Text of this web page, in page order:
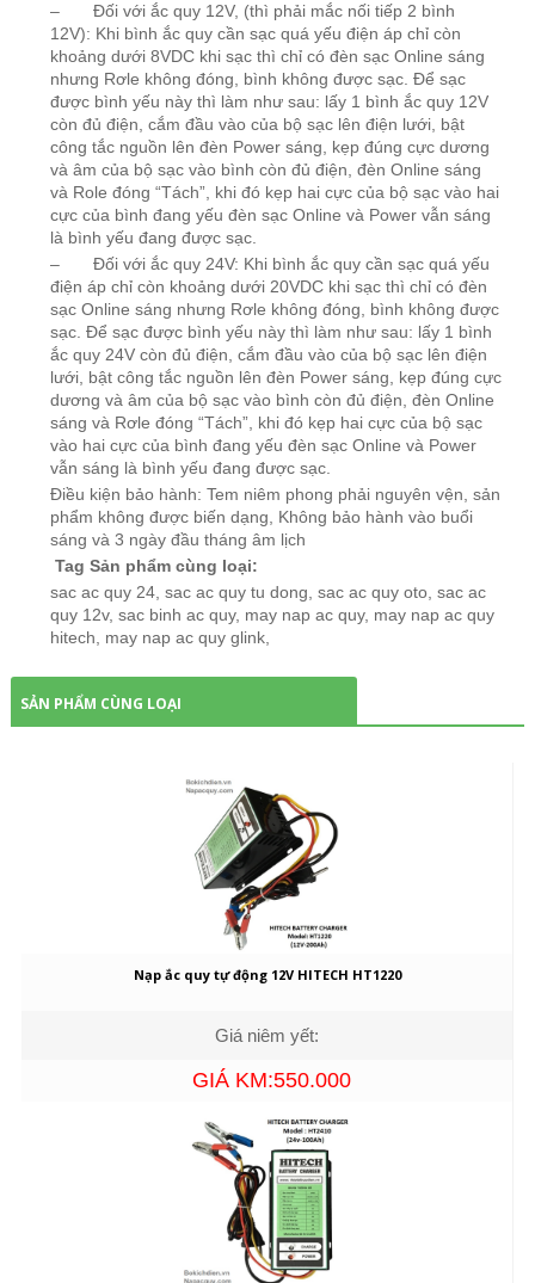
– Đối với ắc quy 12V, (thì phải mắc nối tiếp 2 bình
12V): Khi bình ắc quy cần sạc quá yếu điện áp chỉ còn
khoảng dưới 8VDC khi sạc thì chỉ có đèn sạc Online sáng
nhưng Rơle không đóng, bình không được sạc. Để sạc
được bình yếu này thì làm như sau: lấy 1 bình ắc quy 12V
còn đủ điện, cắm đầu vào của bộ sạc lên điện lưới, bật
công tắc nguồn lên đèn Power sáng, kẹp đúng cực dương
và âm của bộ sạc vào bình còn đủ điện, đèn Online sáng
và Role đóng “Tách”, khi đó kẹp hai cực của bộ sạc vào hai
cực của bình đang yếu đèn sạc Online và Power vẫn sáng
là bình yếu đang được sạc.
– Đối với ắc quy 24V: Khi bình ắc quy cần sạc quá yếu
điện áp chỉ còn khoảng dưới 20VDC khi sạc thì chỉ có đèn
sạc Online sáng nhưng Rơle không đóng, bình không được
sạc. Để sạc được bình yếu này thì làm như sau: lấy 1 bình
ắc quy 24V còn đủ điện, cắm đầu vào của bộ sạc lên điện
lưới, bật công tắc nguồn lên đèn Power sáng, kẹp đúng cực
dương và âm của bộ sạc vào bình còn đủ điện, đèn Online
sáng và Rơle đóng “Tách”, khi đó kẹp hai cực của bộ sạc
vào hai cực của bình đang yếu đèn sạc Online và Power
vẫn sáng là bình yếu đang được sạc.
Điều kiện bảo hành: Tem niêm phong phải nguyên vện, sản
phẩm không được biến dạng, Không bảo hành vào buổi
sáng và 3 ngày đầu tháng âm lịch
Tag Sản phẩm cùng loại:
sac ac quy 24 sac ac quy tu dong sac ac quy oto sac ac
quy 12v, sac binh ac quy, may nap ac quy, may nap ac quy
hitech
may nap ac quy glink
SẢN PHẨM CÙNG LOẠI
Nạp ắc quy tự động 12V HITECH HT1220
Giá niêm yết:
GIÁ KM:550.000